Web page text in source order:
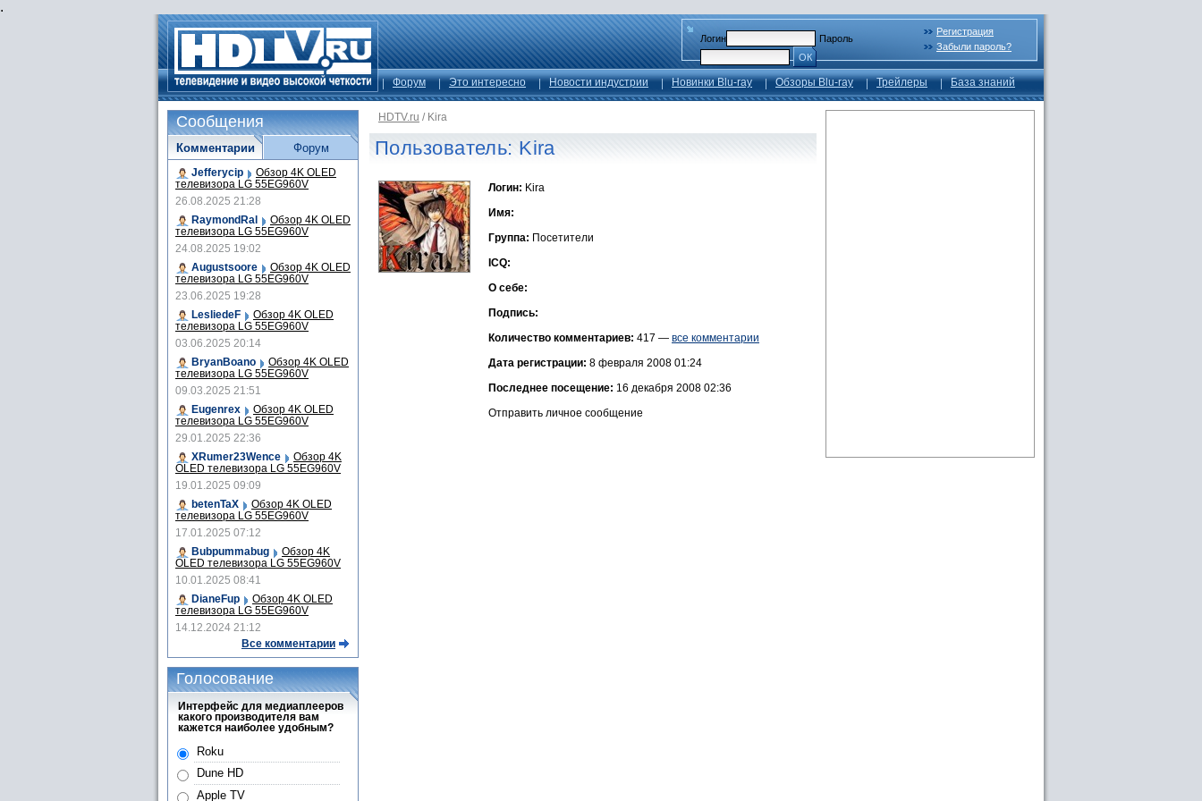
.
Логин
Пароль
ОК
Регистрация
Забыли пароль?
Форум Это интересно Новости индустрии Новинки Blu-ray Обзоры Blu-ray Трейлеры База знаний
HDTV.ru / Kira
Пользователь: Kira
Логин: Kira
Имя:
Группа: Посетители
ICQ:
О себе:
Подпись:
Количество комментариев: 417 — все комментарии
Дата регистрации: 8 февраля 2008 01:24
Последнее посещение: 16 декабря 2008 02:36
Отправить личное сообщение
Сообщения
Комментарии
Jefferycip Обзор 4K OLED
телевизора LG 55EG960V
26.08.2025 21:28
RaymondRal
Обзор 4K OLED
телевизора LG 55EG960V
24.08.2025 19:02
Augustsoore
Обзор 4K OLED
телевизора LG 55EG960V
23.06.2025 19:28
LesliedeF
Обзор 4K OLED
телевизора LG 55EG960V
03.06.2025 20:14
BryanBoano
Обзор 4K OLED
телевизора LG 55EG960V
09.03.2025 21:51
Eugenrex
Обзор 4K OLED
телевизора LG 55EG960V
29.01.2025 22:36
XRumer23Wence
Обзор 4K
OLED телевизора LG 55EG960V
19.01.2025 09:09
betenTaX
Обзор 4K OLED
телевизора LG 55EG960V
17.01.2025 07:12
Bubpummabug
Обзор 4K
OLED телевизора LG 55EG960V
10.01.2025 08:41
DianeFup
Обзор 4K OLED
телевизора LG 55EG960V
14.12.2024 21:12
Все комментарии
Форум
Голосование
Интерфейс для медиаплееров
какого производителя вам
кажется наиболее удобным?
Roku
Dune HD
Apple TV